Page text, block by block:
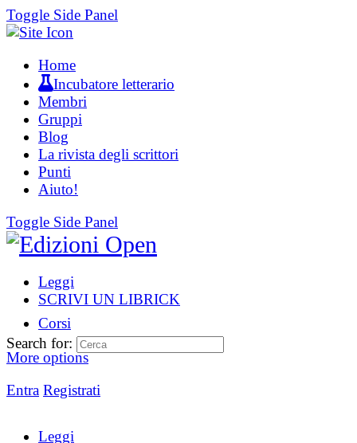
Toggle Side Panel
Home
Incubatore letterario
Membri
Gruppi
Blog
La rivista degli scrittori
Punti
Aiuto!
Toggle Side Panel
Leggi
SCRIVI UN LIBRICK
Corsi
More options
Entra Registrati
Search for:
Leggi